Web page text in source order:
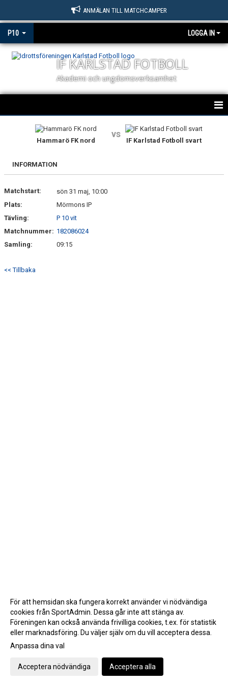
ANMÄLAN TILL MATCHCAMPER
P10 LOGGA IN
IF KARLSTAD FOTBOLL
Akademi och ungdomsverksamhet
KALENDER
MATCHER
BILDGALLERI
Hammarö FK nord
vs
IF Karlstad Fotboll svart
INFORMATION
Matchstart:
sön 31 maj, 10:00
Plats:
Mörmons IP
Tävling:
P 10 vit
Matchnummer: 182086024
Samling:
09:15
<< Tillbaka
Gå till Webbversion
För att hemsidan ska fungera korrekt använder vi nödvändiga
cookies från SportAdmin. Dessa går inte att stänga av.
Föreningen kan också använda frivilliga cookies, t.ex. för statistik
eller marknadsföring. Du väljer själv om du vill acceptera dessa.
Anpassa dina val
Acceptera nödvändiga Acceptera alla